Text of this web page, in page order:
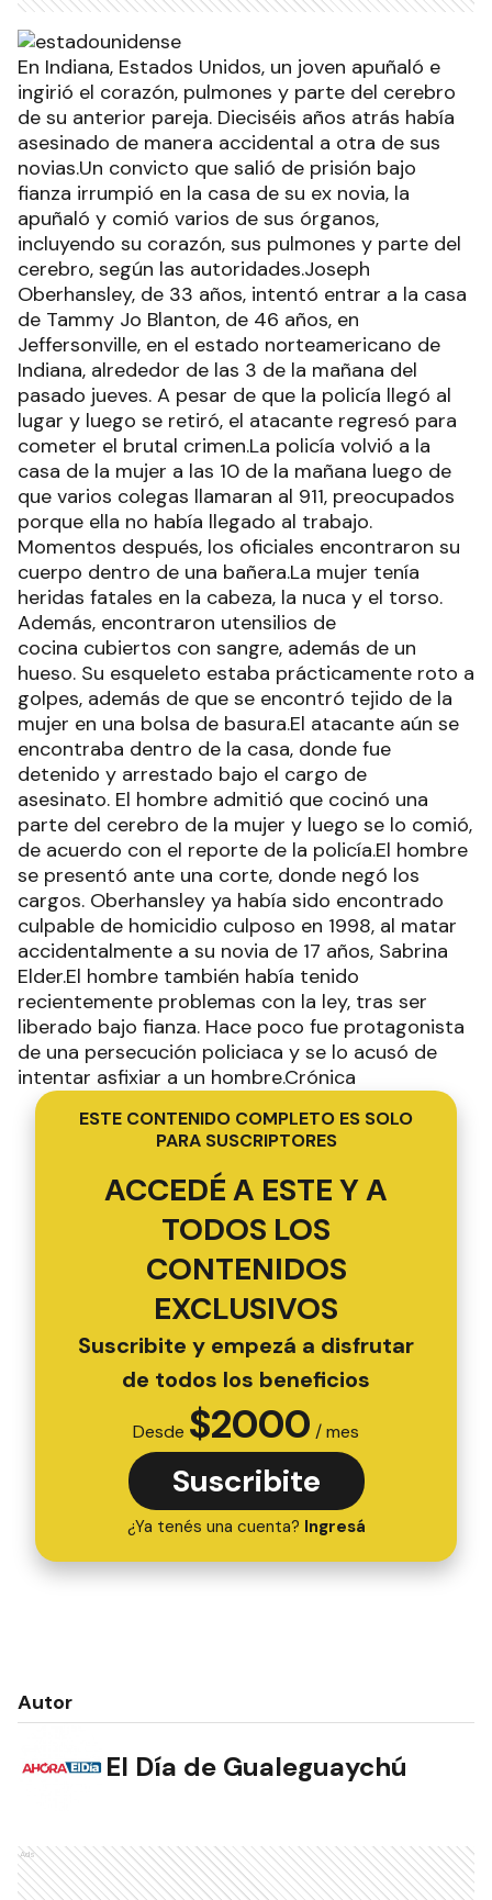
En Indiana, Estados Unidos, un joven apuñaló e
ingirió el corazón, pulmones y parte del cerebro
de su anterior pareja. Dieciséis años atrás había
asesinado de manera accidental a otra de sus
novias.Un convicto que salió de prisión bajo
fianza irrumpió en la casa de su ex novia, la
apuñaló y comió varios de sus órganos,
incluyendo su corazón, sus pulmones y parte del
cerebro, según las autoridades.Joseph
Oberhansley, de 33 años, intentó entrar a la casa
de Tammy Jo Blanton, de 46 años, en
Jeffersonville, en el estado norteamericano de
Indiana, alrededor de las 3 de la mañana del
pasado jueves. A pesar de que la policía llegó al
lugar y luego se retiró, el atacante regresó para
cometer el brutal crimen.La policía volvió a la
casa de la mujer a las 10 de la mañana luego de
que varios colegas llamaran al 911, preocupados
porque ella no había llegado al trabajo.
Momentos después, los oficiales encontraron su
cuerpo dentro de una bañera.La mujer tenía
heridas fatales en la cabeza, la nuca y el torso.
Además, encontraron utensilios de
cocina cubiertos con sangre, además de un
hueso. Su esqueleto estaba prácticamente roto a
golpes, además de que se encontró tejido de la
mujer en una bolsa de basura.El atacante aún se
encontraba dentro de la casa, donde fue
detenido y arrestado bajo el cargo de
asesinato. El hombre admitió que cocinó una
parte del cerebro de la mujer y luego se lo comió,
de acuerdo con el reporte de la policía.El hombre
se presentó ante una corte, donde negó los
cargos. Oberhansley ya había sido encontrado
culpable de homicidio culposo en 1998, al matar
accidentalmente a su novia de 17 años, Sabrina
Elder.El hombre también había tenido
recientemente problemas con la ley, tras ser
liberado bajo fianza. Hace poco fue protagonista
de una persecución policiaca y se lo acusó de
intentar asfixiar a un hombre.Crónica
ESTE CONTENIDO COMPLETO ES SOLO
PARA SUSCRIPTORES
ACCEDÉ A ESTE Y A
TODOS LOS
CONTENIDOS
EXCLUSIVOS
Suscribite y empezá a disfrutar
de todos los beneficios
Desde $2000 / mes
Suscribite
¿Ya tenés una cuenta? Ingresá
Autor
El Día de Gualeguaychú
Ads